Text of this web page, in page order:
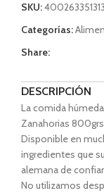
SKU:
Categorías:
Share:
DESCRIPCIÓN
La comida
Zanahorias
Disponible en
ingredientes que
alemana de
No utilizamos